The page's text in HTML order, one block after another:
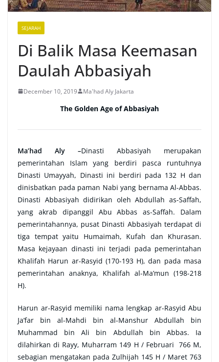
SEJARAH
Di Balik Masa Keemasan
Daulah Abbasiyah
December 10, 2019 Ma'had Aly Jakarta
The Golden Age of Abbasiyah
Ma’had Aly –Dinasti Abbasiyah merupakan
pemerintahan Islam yang berdiri pasca runtuhnya
Dinasti Umayyah, Dinasti ini berdiri pada 132 H dan
dinisbatkan pada paman Nabi yang bernama Al-Abbas.
Dinasti Abbasiyah didirikan oleh Abdullah as-Saffah,
yang akrab dipanggil Abu Abbas as-Saffah. Dalam
pemerintahannya, pusat Dinasti Abbasiyah terdapat di
tiga tempat yaitu Humaimah, Kufah dan Khurasan.
Masa kejayaan dinasti ini terjadi pada pemerintahan
Khalifah Harun ar-Rasyid (170-193 H), dan pada masa
pemerintahan anaknya, Khalifah al-Ma’mun (198-218
H).
Harun ar-Rasyid memiliki nama lengkap ar-Rasyid Abu
Ja’far bin al-Mahdi bin al-Manshur Abdullah bin
Muhammad bin Ali bin Abdullah bin Abbas. Ia
dilahirkan di Rayy, Muharram 149 H / Februari 766 M,
sebagian mengatakan pada Zulhijah 145 H / Maret 763